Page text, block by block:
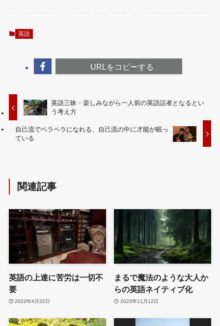
英語
URLをコピーする
英語三昧・楽しみながら一人前の英語話者となるとい
う考え方
自己流でペラペラになれる、自己流の中に才能が眠っ
ている
関連記事
英語の上達に苦労は一切不
要
2022年4月22日
まるで魔法のような大人か
らの英語ネイティブ化
2023年11月12日